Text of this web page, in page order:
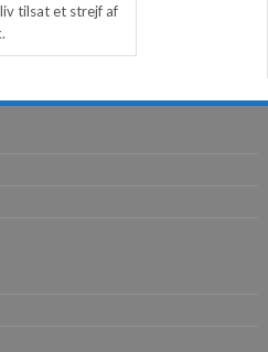
tilsat et strejf af